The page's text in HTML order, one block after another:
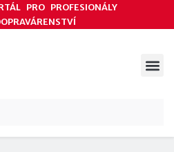
PRO PROFESIONÁLY